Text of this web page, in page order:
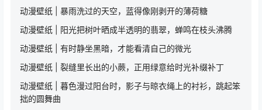
动漫壁纸 | 暴雨洗过的天空，蓝得像刚剥开的薄荷糖
动漫壁纸 | 阳光把树叶晒成半透明的翡翠，蝉鸣在枝头沸腾
动漫壁纸 | 有时静坐黑暗，才能看清自己的微光
动漫壁纸 | 裂缝里长出的小蕨，正用绿意给时光补缀补丁
动漫壁纸 | 暮色漫过阳台时，影子与晾衣绳上的衬衫，跳起笨
拙的圆舞曲